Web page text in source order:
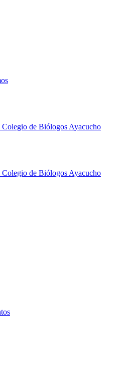
Colegio de Biólogos Ayacucho
Colegio de Biólogos Ayacucho